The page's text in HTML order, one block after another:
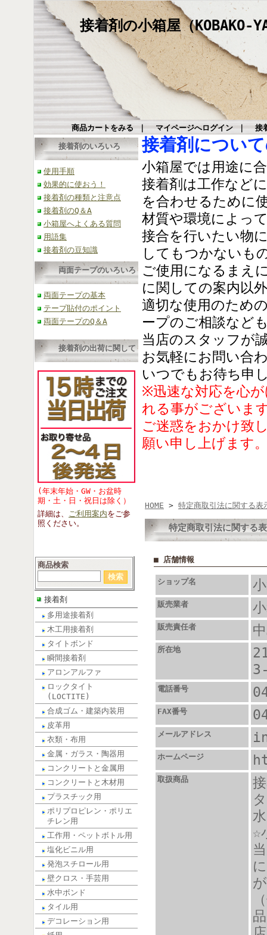
接着剤の小箱屋（KOBAKO-
商品カートをみる｜ マイページへログイン｜ 接
接着剤のいろいろ
使用手順
効果的に使おう！
接着剤の種類と注意点
接着剤のQ＆A
小箱屋へよくある質問
用語集
接着剤の豆知識
両面テープのいろいろ
両面テープの基本
テープ貼付のポイント
両面テープのQ＆A
接着剤の出荷に関して
(年末年始・GW・お盆時
期・土・日・祝日は除く）
詳細は、 ご利用案内をご参
照くださ い。
商品検索
接着剤
多用途接着剤
木工用接着剤
タイトボンド
瞬間接着剤
アロンアルファ
ロックタイト
(LOCTITE)
合成ゴム・建築内装用
皮革用
衣類・布用
金属・ガラス・陶器用
コンクリートと金属用
コンクリートと木材用
プラスチック用
ポリプロピレン・ポリエ
チレン用
工作用・ペットボトル用
塩化ビニル用
発泡スチロール用
壁クロス・手芸用
水中ボンド
タイル用
デコレーション用
接着剤につい
小箱屋では用途に
接着剤は工作など
を合わせるために
材質や環境によっ
接合を行いたい物
してもつかないも
ご使用になるまえ
に関しての案内以
適切な使用のため
ープのご相談など
当店のスタッフが
お気軽にお問い合
いつでもお待ち申
※迅速な対応を心
れる事がございま
ご迷惑をおかけ致
願い申し上げます
HOME > 特定商取引法に関する表
特定商取引法に関する
■ 店舗情報
ショップ名
販売業者
販売責任者
所在地
電話番号
FAX番号
メールアドレス
ホームページ
取扱商品
☆